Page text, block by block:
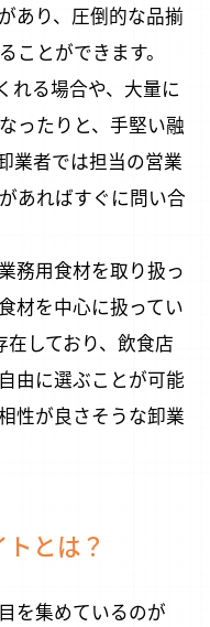
あり、圧倒的な品揃
ことができます。
れる場合や、大量に
ったりと、手堅い融
業者では担当の営業
あればすぐに問い合
務用食材を取り扱っ
材を中心に扱ってい
しており、飲食店
由に選ぶことが可能
性が良さそうな卸業
とは？
を集めているのが